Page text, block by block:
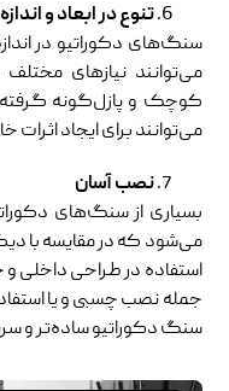
تنوع در ابعاد و
سنگ‌های دکوراتیو در
می‌توانند نیازهای
کوچک و پازل‌گونه
می‌توانند برای ایجاد
نصب آسان
بسیاری از سنگ‌های
می‌شود که در مقایسه با
استفاده در طراحی داخلی
جمله نصب چسبی و یا
سنگ دکوراتیو ساده‌تر و